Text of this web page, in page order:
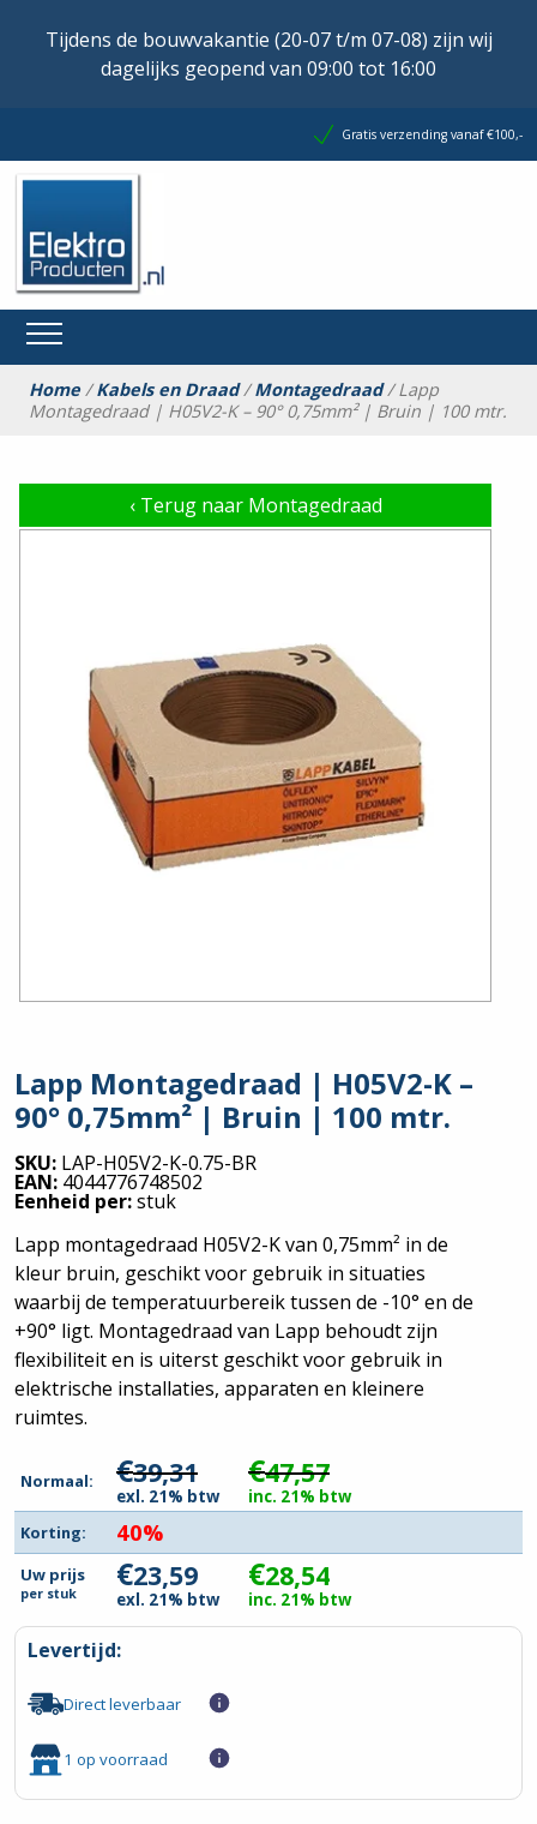
Tijdens de bouwvakantie (20-07 t/m 07-08) zijn wij
dagelijks geopend van 09:00 tot 16:00
Gratis verzending vanaf €100,-
Home/Kabels en Draad/Montagedraad/ Lapp
Montagedraad | H05V2-K – 90° 0,75mm² | Bruin | 100 mtr.
‹Terug naar Montagedraad
Lapp Montagedraad | H05V2-K –
90° 0,75mm² | Bruin | 100 mtr.
SKU: LAP-H05V2-K-0.75-BR
EAN: 4044776748502
Eenheid per:stuk
Lapp montagedraad H05V2-K van 0,75mm² in de
kleur bruin, geschikt voor gebruik in situaties
waarbij de temperatuurbereik tussen de -10° en de
+90° ligt. Montagedraad van Lapp behoudt zijn
flexibiliteit en is uiterst geschikt voor gebruik in
elektrische installaties, apparaten en kleinere
ruimtes.
Normaal: €39,31
exl. 21% btw
€47,57
inc. 21% btw
Korting:
40%
Uw prijs
per stuk €23,59
exl. 21% btw
€28,54
inc. 21% btw
Levertijd:
Direct leverbaar
1 op voorraad